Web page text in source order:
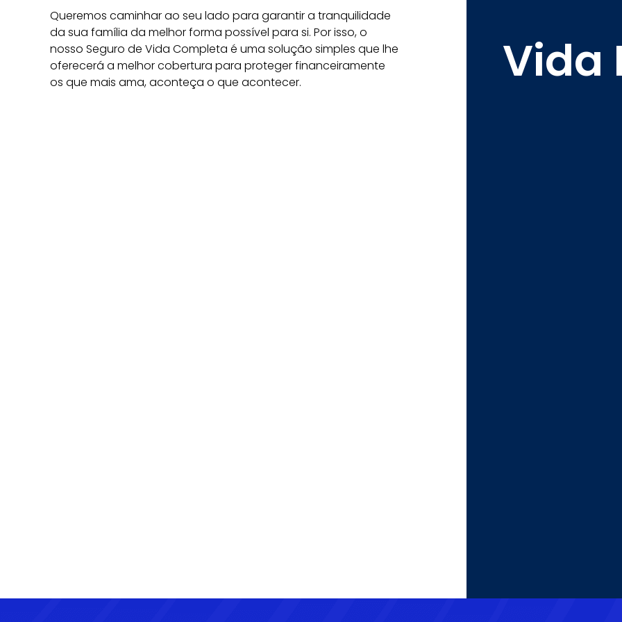
Queremos caminhar ao seu lado para garantir a tranquilidade
da sua família da melhor forma possível para si. Por isso, o
nosso Seguro de Vida Completa é uma solução simples que lhe
oferecerá a melhor cobertura para proteger financeiramente
os que mais ama, aconteça o que acontecer.
Vida